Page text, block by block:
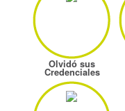
Olvidó sus
Credenciales